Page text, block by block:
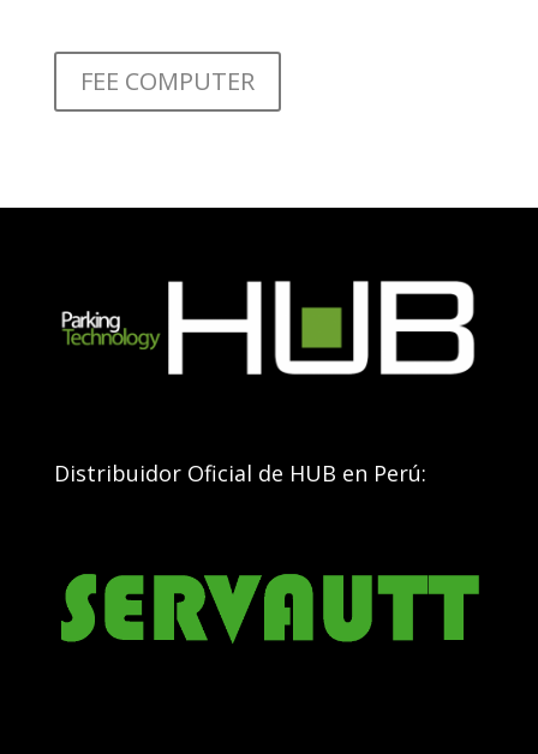
FEE COMPUTER
Distribuidor Oficial de HUB en Perú: